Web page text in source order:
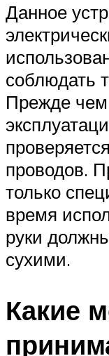
Данное
соблюдать
Прежде чем
проводов.
только
время
руки
сухими.
Какие